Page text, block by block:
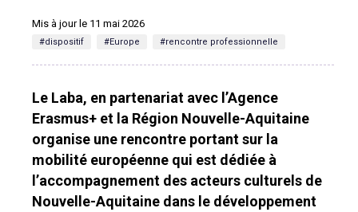
Mis à jour le 11 mai 2026
#dispositif #Europe #rencontre professionnelle
Le Laba, en partenariat avec l’Agence
Erasmus+ et la Région Nouvelle-Aquitaine
organise une rencontre portant sur la
mobilité européenne qui est dédiée à
l’accompagnement des acteurs culturels de
Nouvelle-Aquitaine dans le développement